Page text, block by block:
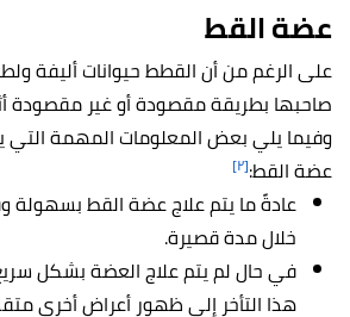
عضة القط
على الرغم من أن القطط حيوانات أليفة
صاحبها بطريقة مقصودة أو غير مقصودة
وفيما يلي بعض المعلومات المهمة
عضة القط:[٢]
عادةً ما يتم علاج عضة القط بسهولة
خلال مدة قصيرة.
في حال لم يتم علاج العضة بشكل
هذا التأخر إلى ظهور أعراض أخرى